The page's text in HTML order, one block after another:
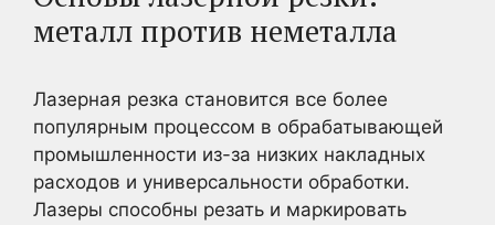
металл против неметалла
Лазерная резка становится все более
популярным процессом в обрабатывающей
промышленности из-за низких накладных
расходов и универсальности обработки.
Лазеры способны резать и маркировать